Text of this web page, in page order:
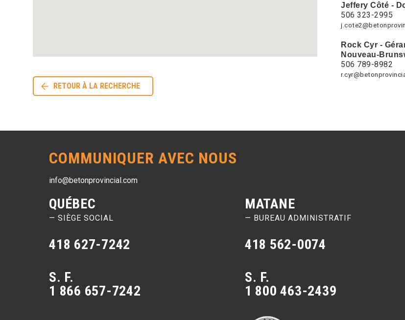
RETOUR À LA RECHERCHE
Jeffery Côté -
506 323-2995
Rock Cyr -
Nouveau-
506 789-8982
COMMUNIQUER AVEC NOUS
info@betonprovincial.com
QUÉBEC
— SIÈGE SOCIAL
418 627-7242
S. F.
1 866 657-7242
MATANE
— BUREAU ADMINISTRATIF
418 562-0074
S. F.
1 800 463-2439